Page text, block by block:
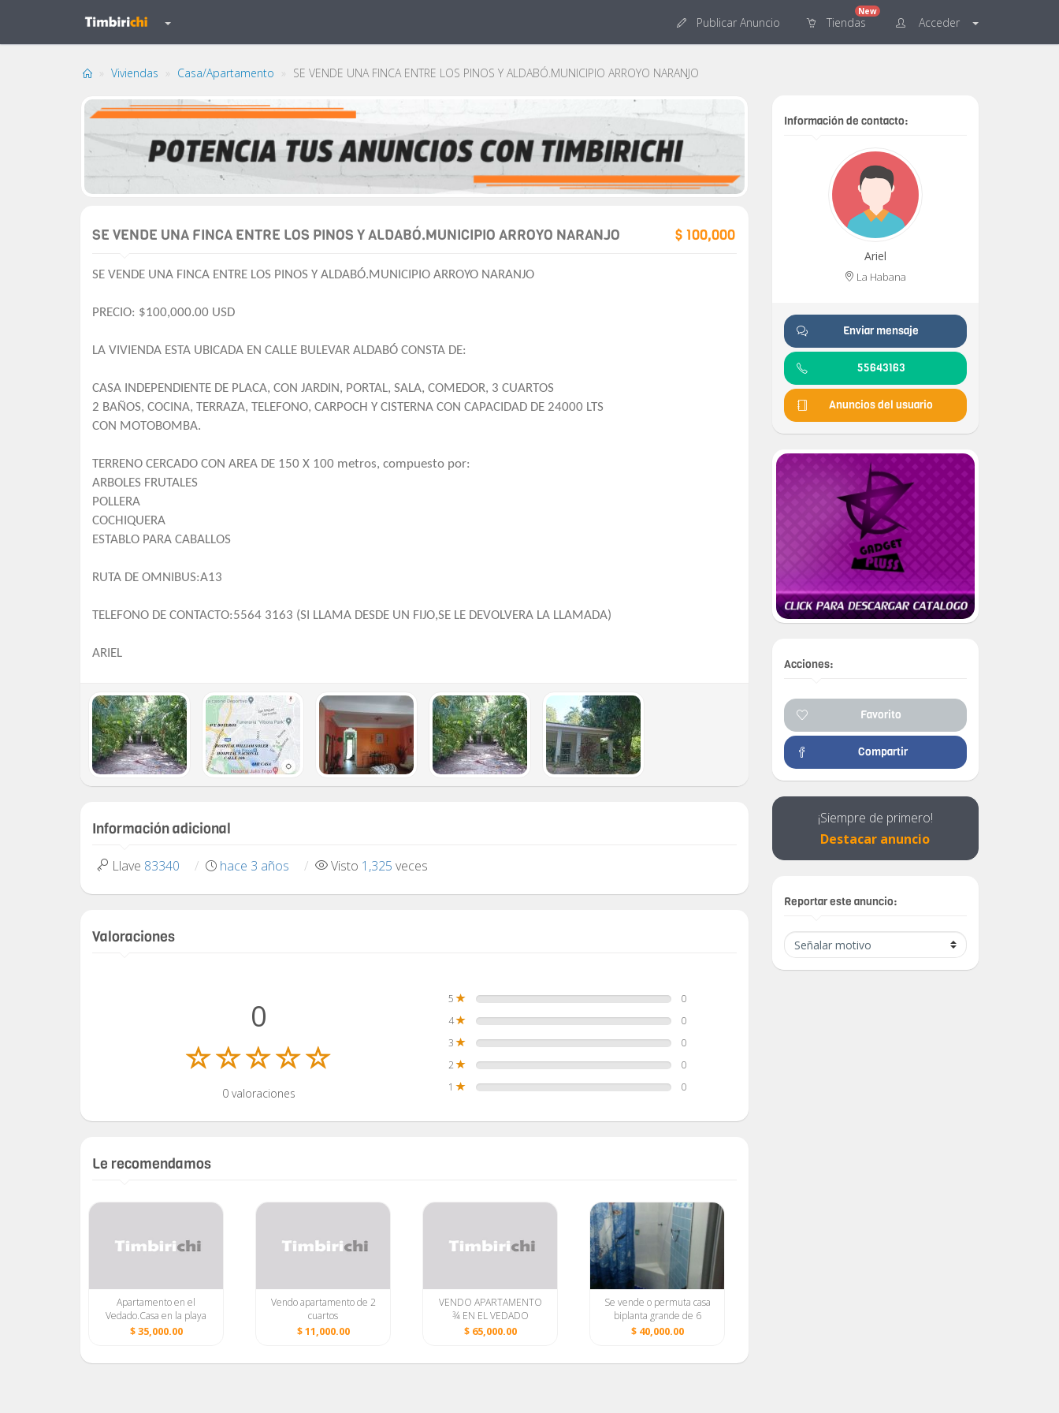
Publicar Anuncio Tiendas
New
Acceder
Viviendas Casa/Apartamento SE VENDE UNA FINCA ENTRE LOS PINOS Y ALDABÓ.MUNICIPIO ARROYO NARANJO
SE VENDE UNA FINCA ENTRE LOS PINOS Y ALDABÓ.MUNICIPIO ARROYO NARANJO $ 100,000
SE VENDE UNA FINCA ENTRE LOS PINOS Y ALDABÓ.MUNICIPIO ARROYO NARANJO
PRECIO: $100,000.00 USD
LA VIVIENDA ESTA UBICADA EN CALLE BULEVAR ALDABÓ CONSTA DE:
CASA INDEPENDIENTE DE PLACA, CON JARDIN, PORTAL, SALA, COMEDOR, 3 CUARTOS
2 BAÑOS, COCINA, TERRAZA, TELEFONO, CARPOCH Y CISTERNA CON CAPACIDAD DE 24000 LTS
CON MOTOBOMBA.
TERRENO CERCADO CON AREA DE 150 X 100 metros, compuesto por:
ARBOLES FRUTALES
POLLERA
COCHIQUERA
ESTABLO PARA CABALLOS
RUTA DE OMNIBUS:A13
TELEFONO DE CONTACTO:5564 3163 (SI LLAMA DESDE UN FIJO,SE LE DEVOLVERA LA LLAMADA)
ARIEL
Información adicional
Llave 83340 hace 3 años Visto 1,325 veces
Valoraciones
0
0 valoraciones
5
0
4
0
3
0
2
0
1
0
Le recomendamos
Apartamento en el
Vedado.Casa en la playa
$ 35,000.00
Vendo apartamento de 2
cuartos
$ 11,000.00
VENDO APARTAMENTO
¾ EN EL VEDADO
$ 65,000.00
Se vende o permuta casa
biplanta grande de 6
habitaciones en Arroyo
$ 40,000.00
Información de contacto:
Ariel
La Habana
Enviar mensaje
55643163
Anuncios del usuario
Acciones:
Favorito
Compartir
¡Siempre de primero!
Destacar anuncio
Reportar este anuncio: